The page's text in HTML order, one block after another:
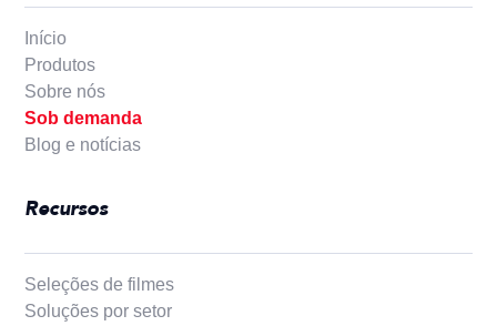
Início
Produtos
Sobre nós
Sob demanda
Blog e notícias
Recursos
Seleções de filmes
Soluções por setor